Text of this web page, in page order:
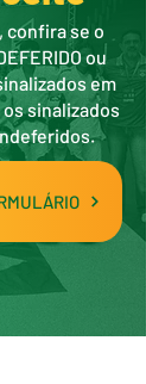
confira se o
ou
em
sinalizados